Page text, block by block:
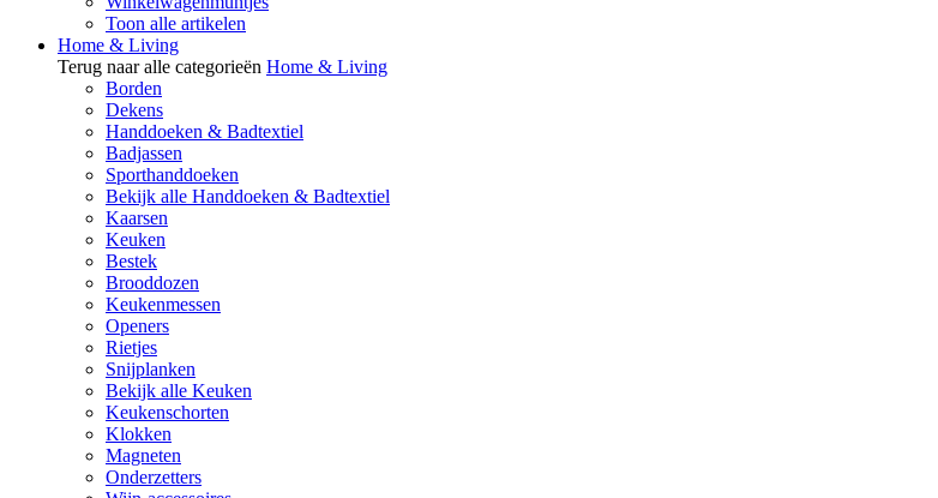
Toon alle artikelen
Home & Living
Terug naar alle categorieën Home & Living
Borden
Dekens
Handdoeken & Badtextiel
Badjassen
Sporthanddoeken
Bekijk alle Handdoeken & Badtextiel
Kaarsen
Keuken
Bestek
Brooddozen
Keukenmessen
Openers
Rietjes
Snijplanken
Bekijk alle Keuken
Keukenschorten
Klokken
Magneten
Onderzetters